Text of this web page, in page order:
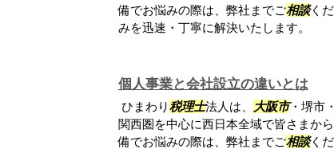
備でお悩みの際は、弊社までご相談く
みを迅速・丁寧に解決いたします。
個人事業と会社設立の違いとは
ひまわり税理士法人は、 大阪市・堺市
関西圏を中心に西日本全域で皆さまか
備でお悩みの際は、弊社までご相談く